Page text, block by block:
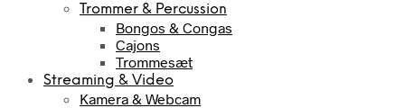
Trommer & Percussion
Bongos & Congas
Cajons
Trommesæt
Streaming & Video
Kamera & Webcam